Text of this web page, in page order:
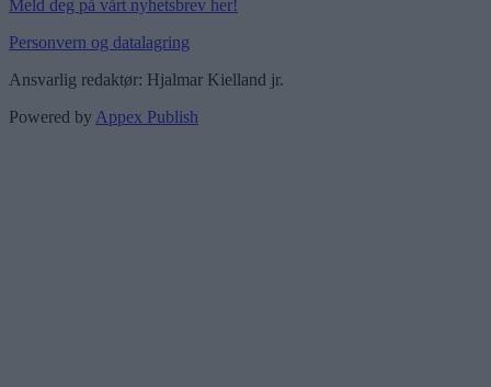
Meld deg på vårt nyhetsbrev her!
Personvern og datalagring
Ansvarlig redaktør: Hjalmar Kielland jr.
Powered by Appex Publish